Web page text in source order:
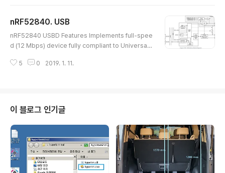
받기엔 번거롭다. 아래 usb_drivers 속에 있는것만 첨부해뒀으니 드라이버만
설치해야하는 경우엔 아래 파일 다운로드 받아서 활용하면 된다. 본 글 포함된
상위 정리글 https://igotit.tist..
nRF52840. USB
nRF52840 USBD Features Implements full-spee
d (12 Mbps) device fully compliant to Universal
ollowing engineering change notices (ECNs) iss
able in the Nordic SDK Integrated (on-chip) USB
transceiver (PHY) Software c..
5 0 2019. 1. 11.
이 블로그 인기글